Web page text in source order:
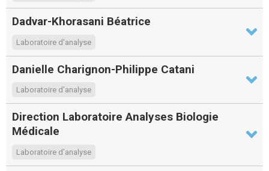
Dadvar-Khorasani Béatrice
Laboratoire d'analyse
Danielle Charignon-Philippe Catani
Laboratoire d'analyse
Direction Laboratoire Analyses Biologie
Médicale
Laboratoire d'analyse